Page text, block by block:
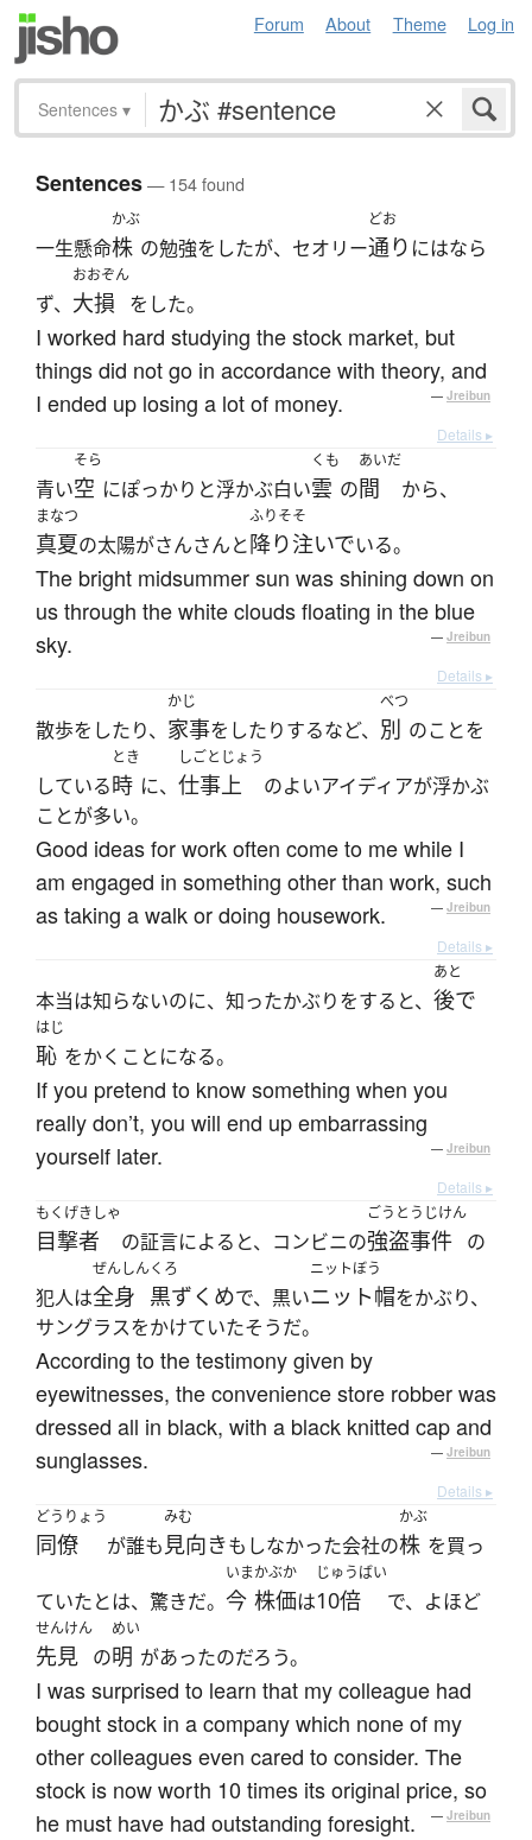
Forum About Theme Log in
Sentences ▾
Sentences— 154 found
一生懸命
かぶ
株 の勉強をしたが、セオリー
どお
通り にはなら
ず、
おおぞん
大損 をした。
I worked hard studying the stock market, but
things did not go in accordance with theory, and
I ended up losing a lot of money.
— Jreibun
Details ▸
青い
そら
空 にぽっかりと浮かぶ白い
くも
雲 の
あいだ
間 から、
まなつ
真夏の太陽がさんさんと
ふりそそ
降り注いでいる。
The bright midsummer sun was shining down on
us through the white clouds floating in the blue
sky.
— Jreibun
Details ▸
散歩をしたり、
かじ
家事をしたりするなど、
べつ
別 のことを
している
とき
時 に、
しごとじょう
仕事上
のよいアイディアが浮かぶ
ことが多い。
Good ideas for work often come to me while I
am engaged in something other than work, such
as taking a walk or doing housework.
— Jreibun
Details ▸
本当は知らないのに、知ったかぶりをすると、
あと
後で
はじ
恥 をかくことになる。
If you pretend to know something when you
really don’t, you will end up embarrassing
yourself later.
— Jreibun
Details ▸
もくげきしゃ
目撃者 の証言によると、コンビニの
ごうとうじけん
強盗事件 の
犯人は
ぜんしん
全身
くろ
黒ずくめで、黒い
ニットぼう
ニット帽をかぶり、
サングラスをかけていたそうだ。
According to the testimony given by
eyewitnesses, the convenience store robber was
dressed all in black, with a black knitted cap and
sunglasses.
— Jreibun
Details ▸
どうりょう
同僚 が誰も
みむ
見向きもしなかった会社の
かぶ
株 を買っ
ていたとは、驚きだ。
いま
今
かぶか
株価は
じゅうばい
10倍 で、よほど
せんけん
先見 の
めい
明 があったのだろう。
I was surprised to learn that my colleague had
bought stock in a company which none of my
other colleagues even cared to consider. The
stock is now worth 10 times its original price, so
he must have had outstanding foresight.
— Jreibun